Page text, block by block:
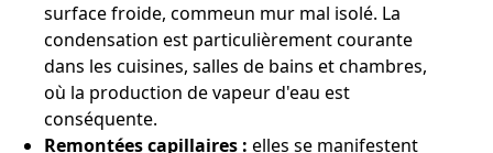
surface froide, commeun mur mal isolé. La
condensation est particulièrement courante
dans les cuisines, salles de bains et chambres,
où la production de vapeur d'eau est
conséquente.
Remontées capillaires : elles se manifestent